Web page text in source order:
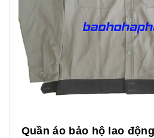
Quần áo bảo hộ lao